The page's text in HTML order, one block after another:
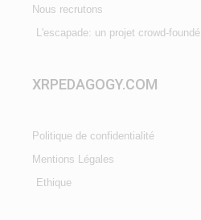
Nous recrutons
L'escapade: un projet crowd-foundé
XRPEDAGOGY.COM
Politique de confidentialité
Mentions Légales
Ethique